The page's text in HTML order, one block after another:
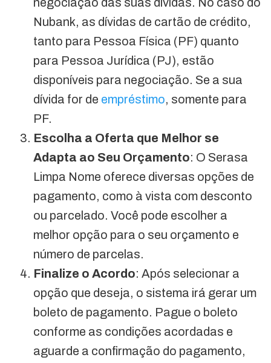
Nubank, as dívidas de cartão de crédito,
tanto para Pessoa Física (PF) quanto
para Pessoa Jurídica (PJ), estão
disponíveis para negociação. Se a sua
dívida for de empréstimo, somente para
PF.
Escolha a Oferta que Melhor se
Adapta ao Seu Orçamento: O Serasa
Limpa Nome oferece diversas opções de
pagamento, como à vista com desconto
ou parcelado. Você pode escolher a
melhor opção para o seu orçamento e
número de parcelas.
Finalize o Acordo: Após selecionar a
opção que deseja, o sistema irá gerar um
boleto de pagamento. Pague o boleto
conforme as condições acordadas e
aguarde a confirmação do pagamento,